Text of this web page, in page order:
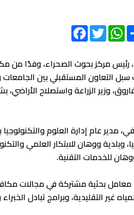
FacebookTwitter
WhatsApp
مركز بحوث الصحراء، وفدًا من
التعاون المستقبلي بين الجامعات
وزير الزراعة واستصلاح الأراضي،
مدير عام إدارة العلوم
وبلدية ووهان للابتكار العلمي
للخدمات التقنية.
معامل بحثية مشتركة في مجالات
غير التقليدية، وبرامج تبادل الخبراء